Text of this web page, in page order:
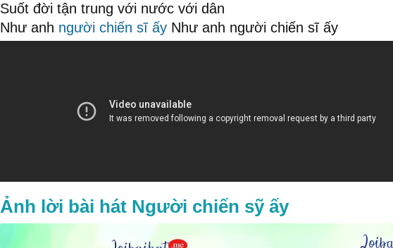
Suốt đời tận trung với nước với dân
Như anh người chiến sĩ ấy Như anh người chiến sĩ ấy
Ảnh lời bài hát Người chiến sỹ ấy